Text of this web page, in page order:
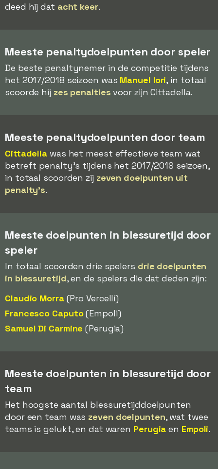
deed hij dat acht keer.
Meeste penaltydoelpunten door speler
De beste penaltynemer in de competitie tijdens
het 2017/2018 seizoen was Manuel Iori, in totaal
scoorde hij zes penalties voor zijn Cittadella.
Meeste penaltydoelpunten door team
Cittadella was het meest effectieve team wat
betreft penalty's tijdens het 2017/2018 seizoen,
in totaal scoorden zij zeven doelpunten uit
penalty's.
Meeste doelpunten in blessuretijd door
speler
In totaal scoorden drie spelers drie doelpunten
in blessuretijd, en de spelers die dat deden zijn:
Claudio Morra(Pro Vercelli)
Francesco Caputo(Empoli)
Samuel Di Carmine (Perugia)
Meeste doelpunten in blessuretijd door
team
Het hoogste aantal blessuretijddoelpunten
door een team was zeven doelpunten, wat twee
teams is gelukt, en dat waren Perugia en Empoli.